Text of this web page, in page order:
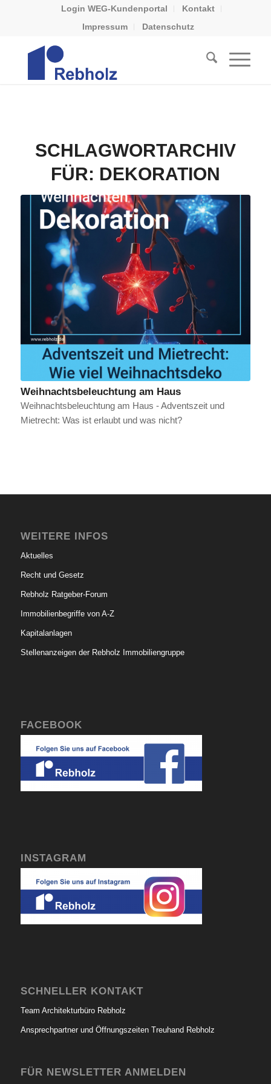
Login WEG-Kundenportal
Kontakt
Impressum
Datenschutz
SCHLAGWORTARCHIV
FÜR: DEKORATION
Weihnachtsbeleuchtung am Haus
Weihnachtsbeleuchtung am Haus - Adventszeit und
Mietrecht: Was ist erlaubt und was nicht?
WEITERE INFOS
Aktuelles
Recht und Gesetz
Rebholz Ratgeber-Forum
Immobilienbegriffe von A-Z
Kapitalanlagen
Stellenanzeigen der Rebholz Immobiliengruppe
FACEBOOK
INSTAGRAM
SCHNELLER KONTAKT
Team Architekturbüro Rebholz
Ansprechpartner und Öffnungszeiten Treuhand Rebholz
FÜR NEWSLETTER ANMELDEN